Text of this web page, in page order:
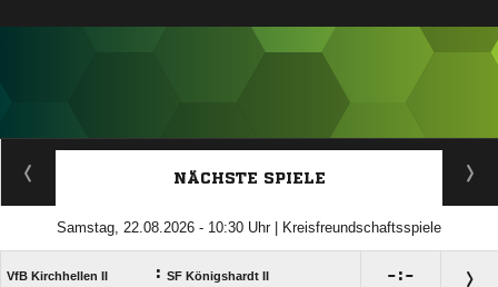
ANZEIGE
NÄCHSTE SPIELE
Samstag, 22.08.2026 - 10:30 Uhr | Kreisfreundschaftsspiele
VfB Kirchhellen II : SF Königshardt II :